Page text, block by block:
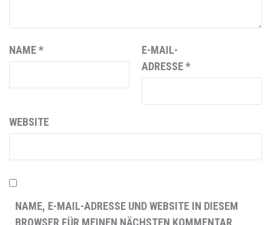
NAME*
E-MAIL-
ADRESSE*
WEBSITE
NAME, E-MAIL-ADRESSE UND WEBSITE IN DIESEM
BROWSER FÜR MEINEN NÄCHSTEN KOMMENTAR